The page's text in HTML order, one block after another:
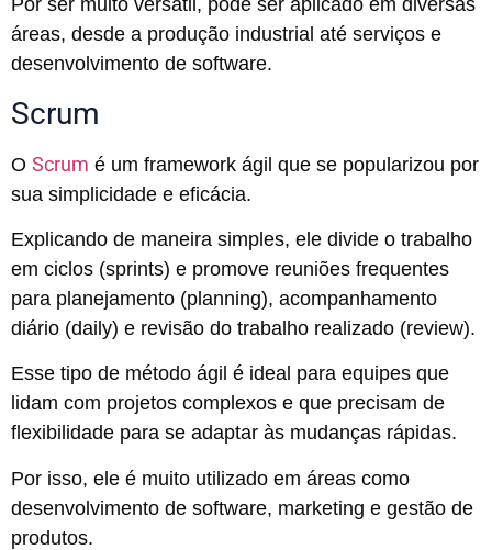
Por ser muito versátil, pode ser aplicado em diversas
áreas, desde a produção industrial até serviços e
desenvolvimento de software.
Scrum
O Scrum é um framework ágil que se popularizou por
sua simplicidade e eficácia.
Explicando de maneira simples, ele divide o trabalho
em ciclos (sprints) e promove reuniões frequentes
para planejamento (planning), acompanhamento
diário (daily) e revisão do trabalho realizado (review).
Esse tipo de método ágil é ideal para equipes que
lidam com projetos complexos e que precisam de
flexibilidade para se adaptar às mudanças rápidas.
Por isso, ele é muito utilizado em áreas como
desenvolvimento de software, marketing e gestão de
produtos.